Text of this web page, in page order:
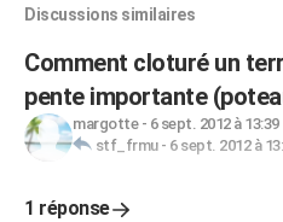
Discussions similaires
Comment cloturé un
pente importante
margotte- 6 sept. 2012 à 13:39
stf_frmu- 6 sept. 2012 à
1 réponse